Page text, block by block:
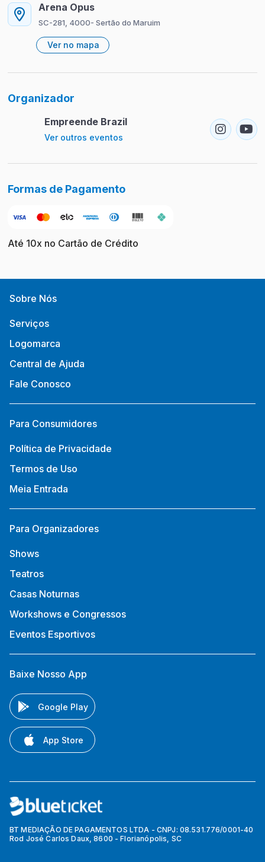
Arena Opus
SC-281, 4000- Sertão do Maruim
Ver no mapa
Organizador
Empreende Brazil
Ver outros eventos
Formas de Pagamento
Até 10x no Cartão de Crédito
Sobre Nós
Serviços
Logomarca
Central de Ajuda
Fale Conosco
Para Consumidores
Política de Privacidade
Termos de Uso
Meia Entrada
Para Organizadores
Shows
Teatros
Casas Noturnas
Workshows e Congressos
Eventos Esportivos
Baixe Nosso App
Google Play
App Store
BT MEDIAÇÃO DE PAGAMENTOS LTDA - CNPJ: 08.531.776/0001-40
Rod José Carlos Daux, 8600 - Florianópolis, SC